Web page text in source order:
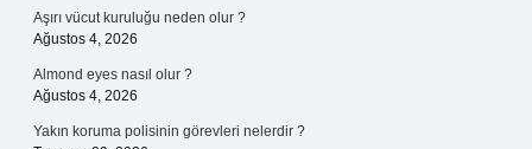
Aşırı vücut kuruluğu neden olur ?
Ağustos 4, 2026
Almond eyes nasıl olur ?
Ağustos 4, 2026
Yakın koruma polisinin görevleri nelerdir ?